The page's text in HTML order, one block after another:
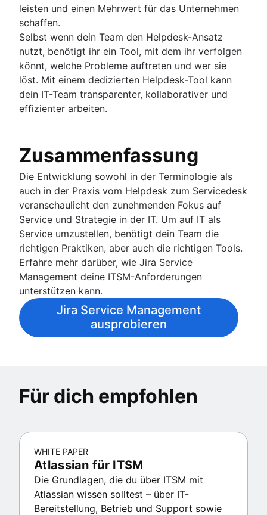
leisten und einen Mehrwert für das Unternehmen
schaffen.
Selbst wenn dein Team den Helpdesk-Ansatz
nutzt, benötigt ihr ein Tool, mit dem ihr verfolgen
könnt, welche Probleme auftreten und wer sie
löst. Mit einem dedizierten Helpdesk-Tool kann
dein IT-Team transparenter, kollaborativer und
effizienter arbeiten.
Zusammenfassung
Die Entwicklung sowohl in der Terminologie als
auch in der Praxis vom Helpdesk zum Servicedesk
veranschaulicht den zunehmenden Fokus auf
Service und Strategie in der IT. Um auf IT als
Service umzustellen, benötigt dein Team die
richtigen Praktiken, aber auch die richtigen Tools.
Erfahre mehr darüber, wie Jira Service
Management deine ITSM-Anforderungen
unterstützen kann.
Jira Service Management
ausprobieren
Für dich empfohlen
WHITE PAPER
Atlassian für ITSM
Die Grundlagen, die du über ITSM mit
Atlassian wissen solltest – über IT-
Bereitstellung, Betrieb und Support sowie